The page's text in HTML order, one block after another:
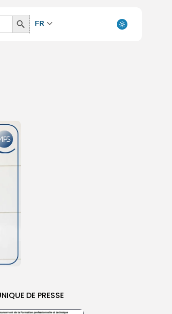
Search
Button
FR
DE PRESSE